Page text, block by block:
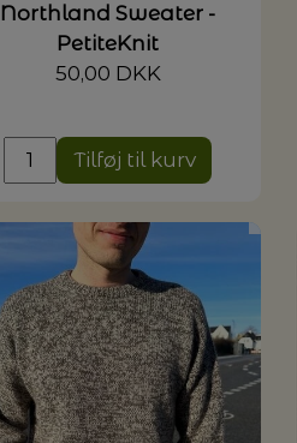
Northland Sweater -
PetiteKnit
50,00 DKK
Tilføj til kurv